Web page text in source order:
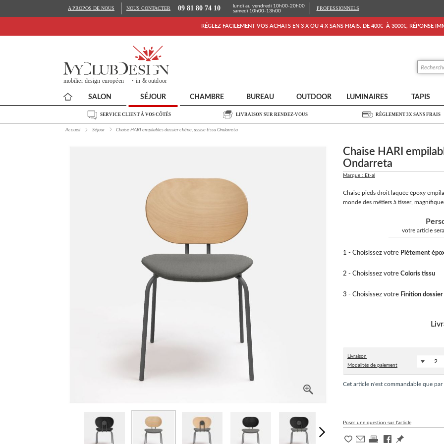
A PROPOS DE NOUS NOUS CONTACTER 09 81 80 74 10
lundi au vendredi 10h00-20h00
samedi 10h00-13h00
PROFESSIONNELS
RÉGLEZ FACILEMENT VOS ACHATS EN 3 X OU 4 X SANS FRAIS. DE 400€ À 3000€, RÉPONSE
SALON SÉJOUR CHAMBRE BUREAU OUTDOOR LUMINAIRES TAPIS
SERVICE CLIENT À VOS CÔTÉS LIVRAISON SUR RENDEZ-VOUS RÈGLEMENT 3X SANS FRAIS
Accueil Séjour Chaise HARI empilables dossier chêne, assise tissu Ondarreta
Chaise HARI
Ondarreta
Marque : Et-al
Chaise pieds droit laquée époxy
monde des métiers à tisser,
votre article
1 - Choisissez votre Piétement
2 - Choisissez votre Coloris tissu
3 - Choisissez votre Finition dossier
Livraison
Modalités de paiement
Cet article n'est commandable que
Poser une question sur l'article